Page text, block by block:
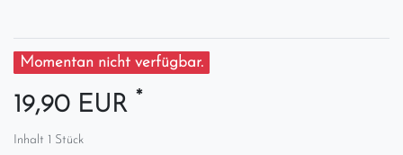
Momentan nicht verfügbar.
19,90 EUR *
Inhalt 1 Stück